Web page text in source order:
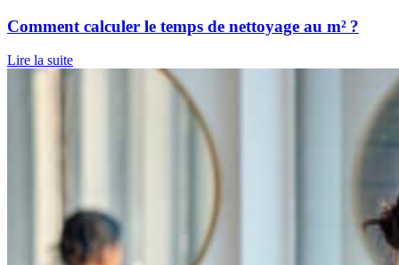
Comment calculer le temps de nettoyage au m² ?
Lire la suite